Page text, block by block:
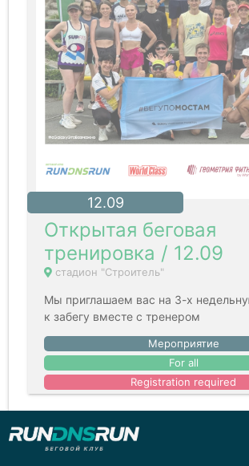
12.09
Открытая беговая
тренировка / 12.09
стадион "Строитель"
Мы приглашаем вас на 3-х
к забегу вместе с тренером
Мероприятие
For all
Registration required